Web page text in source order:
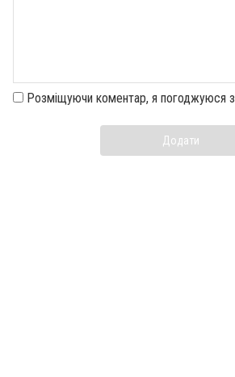
Розміщуючи коментар, я погоджуюся з
Додати